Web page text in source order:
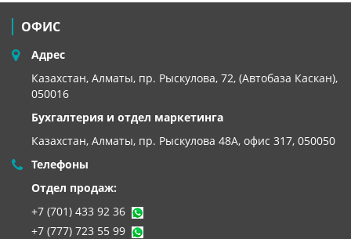
ОФИС
Адрес
Казахстан, Алматы, пр. Рыскулова, 72, (Автобаза Каскан),
050016
Бухгалтерия и отдел маркетинга
Казахстан, Алматы, пр. Рыскулова 48А, офис 317, 050050
Телефоны
Отдел продаж:
+7 (701) 433 92 36
+7 (777) 723 55 99